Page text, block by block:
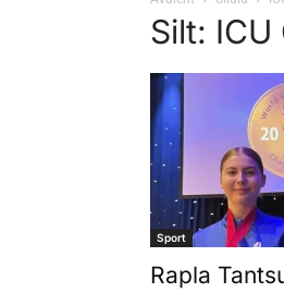
Silt:
Sport
Rapla